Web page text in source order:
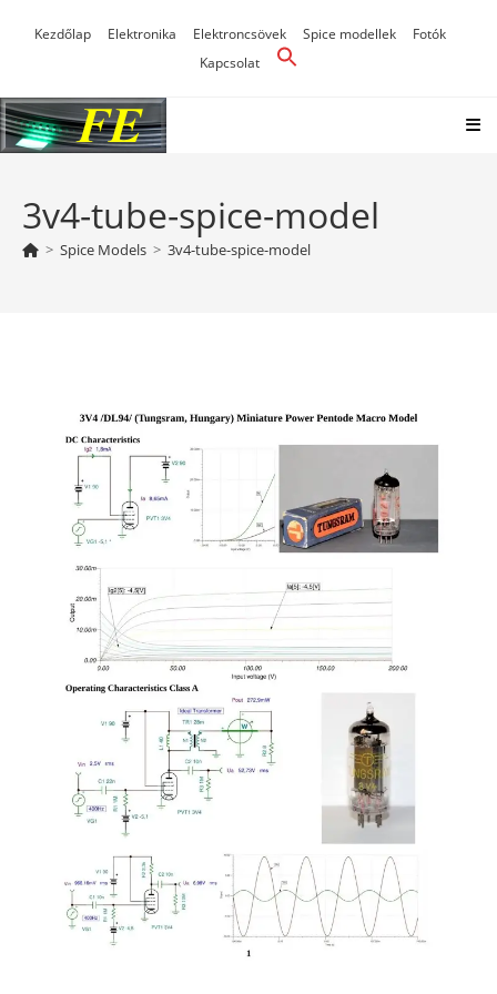
Kezdőlap Elektronika Elektroncsövek Spice modellek
Fotók
Kapcsolat
3v4-tube-spice-model
> Spice Models > 3v4-tube-spice-model